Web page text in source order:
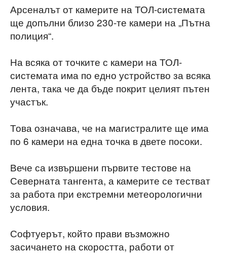
Арсеналът от камерите на ТОЛ-системата
ще допълни близо 230-те камери на „Пътна
полиция“.
На всяка от точките с камери на ТОЛ-
системата има по едно устройство за всяка
лента, така че да бъде покрит целият пътен
участък.
Това означава, че на магистралите ще има
по 6 камери на една точка в двете посоки.
Вече са извършени първите тестове на
Северната тангента, а камерите се тестват
за работа при екстремни метеорологични
условия.
Софтуерът, който прави възможно
засичането на скоростта, работи от